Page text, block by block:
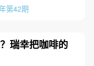
第42期
瑞幸把咖啡的